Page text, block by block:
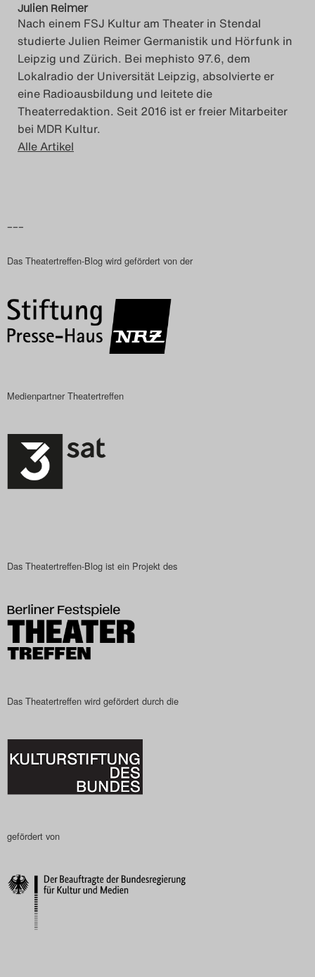
Julien Reimer
Nach einem FSJ Kultur am Theater in Stendal
studierte Julien Reimer Germanistik und Hörfunk in
Leipzig und Zürich. Bei mephisto 97.6, dem
Lokalradio der Universität Leipzig, absolvierte er
eine Radioausbildung und leitete die
Theaterredaktion. Seit 2016 ist er freier Mitarbeiter
bei MDR Kultur.
Alle Artikel
–––
Das Theatertreffen-Blog wird gefördert von der
Medienpartner Theatertreffen
Das Theatertreffen-Blog ist ein Projekt des
Das Theatertreffen wird gefördert durch die
gefördert von